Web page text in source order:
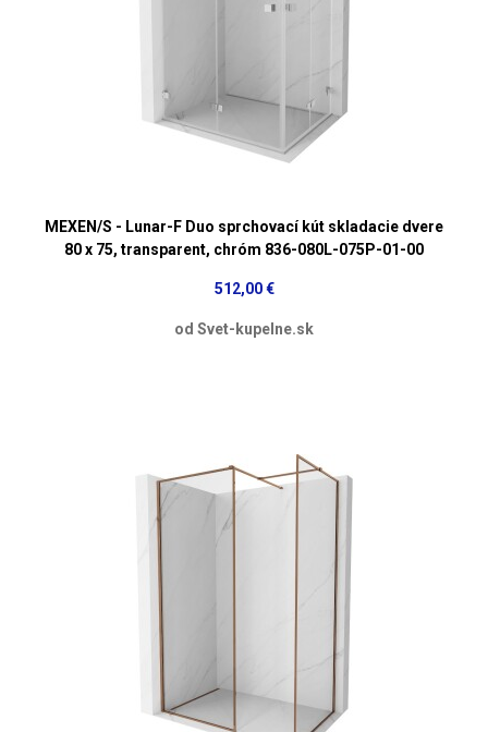
MEXEN/S - Lunar-F Duo sprchovací kút skladacie dvere
80 x 75, transparent, chróm 836-080L-075P-01-00
512,00 €
od Svet-kupelne.sk